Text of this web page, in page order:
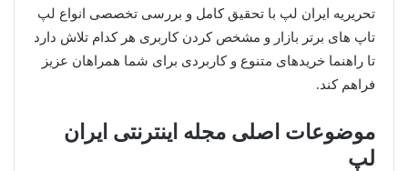
تحریریه ایران لپ با تحقیق کامل و بررسی تخصصی انواع لپ
تاپ های برتر بازار و مشخص کردن کاربری هر کدام تلاش دارد
تا راهنما خریدهای متنوع و کاربردی برای شما همراهان عزیز
فراهم کند.
موضوعات اصلی مجله اینترنتی ایران
لپ